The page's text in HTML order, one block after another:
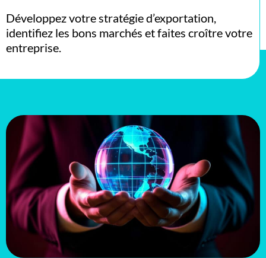
Développez votre stratégie d’exportation,
identifiez les bons marchés et faites croître votre
entreprise.